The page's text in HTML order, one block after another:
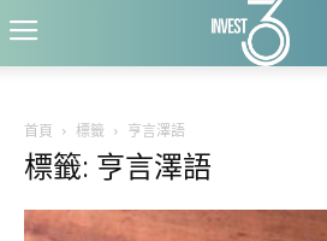
首頁 標籤 亨言澤語
標籤: 亨言澤語